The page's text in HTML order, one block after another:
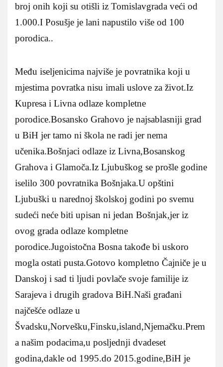
broj onih koji su otišli iz Tomislavgrada veći od
1.000.I Posušje je lani napustilo više od 100
porodica..
Među iseljenicima najviše je povratnika koji u
mjestima povratka nisu imali uslove za život.Iz
Kupresa i Livna odlaze kompletne
porodice.Bosansko Grahovo je najsablasniji grad
u BiH jer tamo ni škola ne radi jer nema
učenika.Bošnjaci odlaze iz Livna,Bosanskog
Grahova i Glamoča.Iz Ljubuškog se prošle godine
iselilo 300 povratnika Bošnjaka.U opštini
Ljubuški u narednoj školskoj godini po svemu
sudeći neće biti upisan ni jedan Bošnjak,jer iz
ovog grada odlaze kompletne
porodice.Jugoistočna Bosna takođe bi uskoro
mogla ostati pusta.Gotovo kompletno Čajniče je u
Danskoj i sad ti ljudi povlače svoje familije iz
Sarajeva i drugih gradova BiH.Naši građani
najčešće odlaze u
Švadsku,Norvešku,Finsku,island,Njemačku.Prem
a našim podacima,u posljednji dvadeset
godina,dakle od 1995.do 2015.godine,BiH je